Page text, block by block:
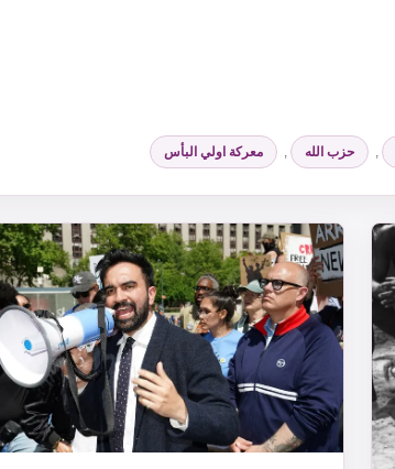
, حزب الله , معركة اولي البأس